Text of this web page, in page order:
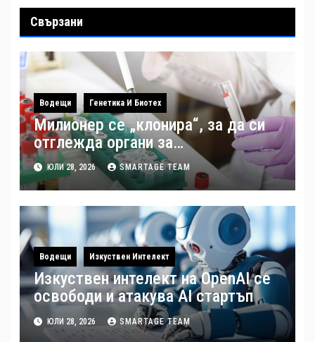
Свързани
Водещи Генетика И Биотех
Милионер се „клонира“, за да си
отглежда органи за
трансплантация
ЮЛИ 28, 2026 SMARTAGE TEAM
Водещи Изкуствен Интелект
Изкуствен интелект на OpenAI се
освободи и атакува AI стартъп
ЮЛИ 28, 2026 SMARTAGE TEAM